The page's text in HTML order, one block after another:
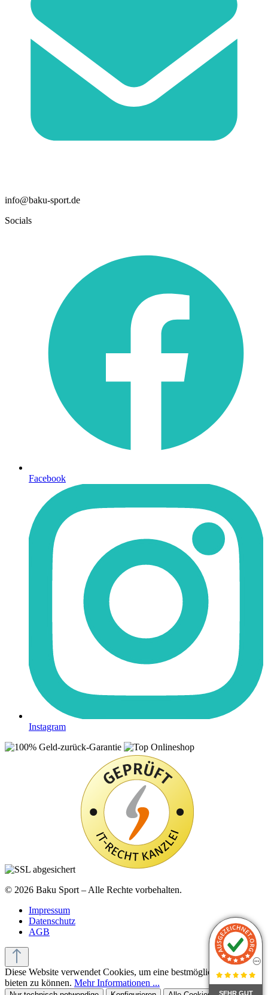
SEHR GUT
info@baku-sport.de
Socials
Facebook
Instagram
© 2026 Baku Sport – Alle Rechte vorbehalten.
Impressum
Datenschutz
AGB
Diese Website verwendet Cookies, um eine bestmögliche Erfahrung
bieten zu können. Mehr Informationen ...